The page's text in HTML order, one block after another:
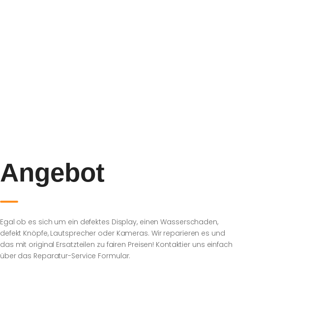
Angebot
Egal ob es sich um ein defektes Display, einen Wasserschaden,
defekt Knöpfe, Lautsprecher oder Kameras. Wir reparieren es und
das mit original Ersatzteilen zu fairen Preisen! Kontaktier uns einfach
über das Reparatur-Service Formular.